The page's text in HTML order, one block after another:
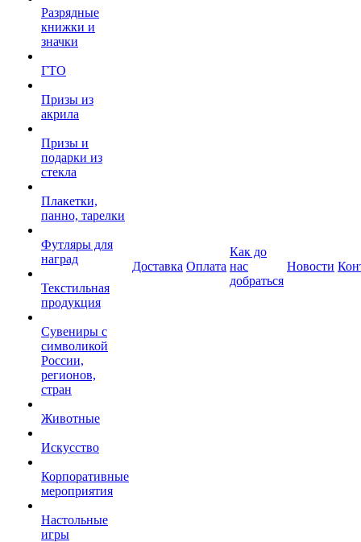
Разрядные
книжки и
значки
ГТО
Призы из
акрила
Призы и
подарки из
стекла
Плакетки,
панно, тарелки
Футляры для
наград
Текстильная
продукция
Сувениры с
символикой
России,
регионов,
стран
Животные
Искусство
Корпоративные
мероприятия
Настольные
игры
Доставка Оплата
Как до
нас
добраться
Новости